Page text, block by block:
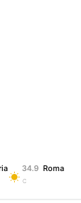
34.9
C
Roma